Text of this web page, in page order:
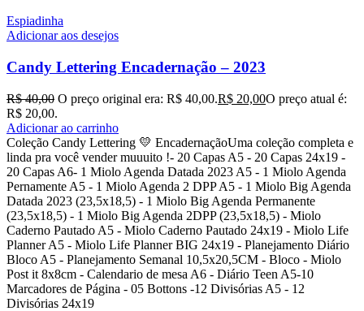
Espiadinha
Adicionar aos desejos
Candy Lettering Encadernação – 2023
R$40,00 O preço original era: R$ 40,00.R$ 20,00O preço atual é:
R$ 20,00.
Adicionar ao carrinho
Coleção Candy Lettering 💛 EncadernaçãoUma coleção completa e
linda pra você vender muuuito !- 20 Capas A5 - 20 Capas 24x19 -
20 Capas A6- 1 Miolo Agenda Datada 2023 A5 - 1 Miolo Agenda
Pernamente A5 - 1 Miolo Agenda 2 DPP A5 - 1 Miolo Big Agenda
Datada 2023 (23,5x18,5) - 1 Miolo Big Agenda Permanente
(23,5x18,5) - 1 Miolo Big Agenda 2DPP (23,5x18,5) - Miolo
Caderno Pautado A5 - Miolo Caderno Pautado 24x19 - Miolo Life
Planner A5 - Miolo Life Planner BIG 24x19 - Planejamento Diário
Bloco A5 - Planejamento Semanal 10,5x20,5CM - Bloco - Miolo
Post it 8x8cm - Calendario de mesa A6 - Diário Teen A5-10
Marcadores de Página - 05 Bottons -12 Divisórias A5 - 12
Divisórias 24x19